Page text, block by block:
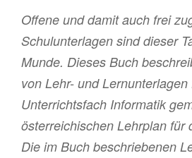
Offene und damit auch frei
Schulunterlagen sind dieser
Munde. Dieses Buch
von Lehr- und Lernunterlagen
Unterrichtsfach Informatik
österreichischen Lehrplan für
Die im Buch beschriebenen